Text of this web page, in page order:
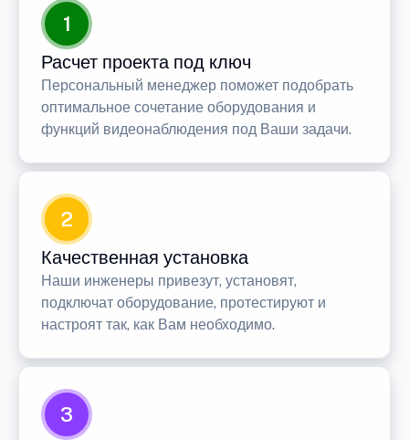
1
Расчет проекта под ключ
Персональный менеджер поможет подобрать
оптимальное сочетание оборудования и
функций видеонаблюдения под Ваши задачи.
2
Качественная установка
Наши инженеры привезут, установят,
подключат оборудование, протестируют и
настроят так, как Вам необходимо.
3